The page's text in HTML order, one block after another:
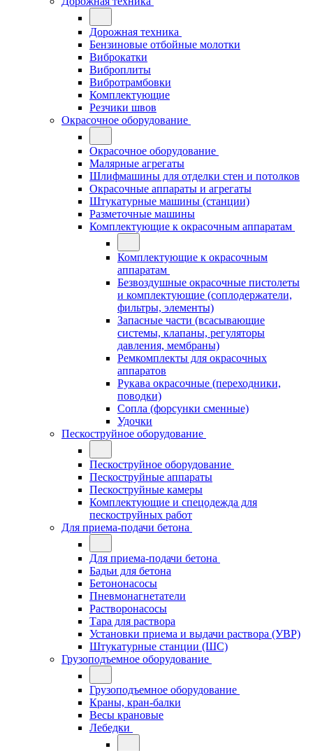
Дорожная техника
Бензиновые отбойные молотки
Виброкатки
Виброплиты
Вибротрамбовки
Комплектующие
Резчики швов
Окрасочное оборудование
Окрасочное оборудование
Малярные агрегаты
Шлифмашины для отделки стен и потолков
Окрасочные аппараты и агрегаты
Штукатурные машины (станции)
Разметочные машины
Комплектующие к окрасочным аппаратам
Комплектующие к окрасочным
аппаратам
Безвоздушные окрасочные пистолеты
и комплектующие (соплодержатели,
фильтры, элементы)
Запасные части (всасывающие
системы, клапаны, регуляторы
давления, мембраны)
Ремкомплекты для окрасочных
аппаратов
Рукава окрасочные (переходники,
поводки)
Сопла (форсунки сменные)
Удочки
Пескоструйное оборудование
Пескоструйное оборудование
Пескоструйные аппараты
Пескоструйные камеры
Комплектующие и спецодежда для
пескоструйных работ
Для приема-подачи бетона
Для приема-подачи бетона
Бадьи для бетона
Бетононасосы
Пневмонагнетатели
Растворонасосы
Тара для раствора
Установки приема и выдачи раствора (УВР)
Штукатурные станции (ШС)
Грузоподъемное оборудование
Грузоподъемное оборудование
Краны, кран-балки
Весы крановые
Лебедки